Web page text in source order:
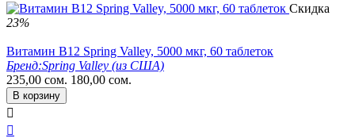
Скидка
23%
Витамин B12 Spring Valley, 5000 мкг, 60 таблеток
Бренд:Spring Valley (из США)
235,00 сом. 180,00 сом.
В корзину

